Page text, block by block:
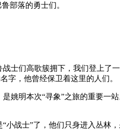
部落的勇士们。
士们高歌簇拥下，我们登上了
字，他曾经保卫着这里的人们。
姚明本次“寻象”之旅的重要
小战士”了，他们只身进入丛林